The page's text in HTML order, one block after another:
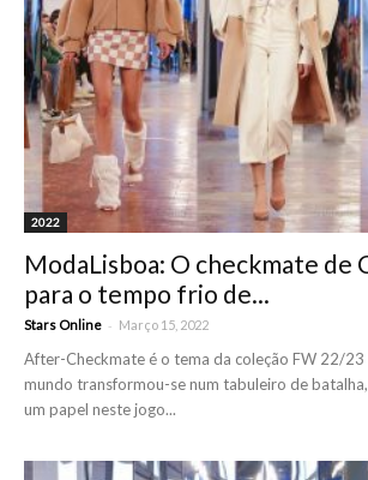
2022
ModaLisboa: O checkmate de
para o tempo frio de...
Stars Online - Março 15, 2022
After-Checkmate é o tema da coleção FW 22/23
mundo transformou-se num tabuleiro de
um papel neste jogo...